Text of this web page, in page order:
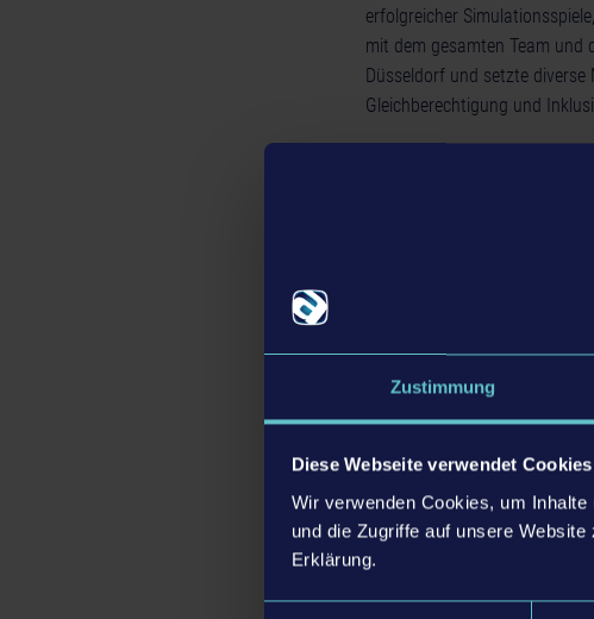
Zustimmung
Diese Webseite verwendet Cookies
Wir verwenden Cookies, um
und die Zugriffe auf unsere
Erklärung.
erfolgreicher
mit dem gesamten Team und
Düsseldorf und setzte
Gleichberechtigung und
Eine besondere
PULS* um. Diese wichtige
Miteinanders. Außerdem
Wege für gemeinsames
das Team von astragon ist
Motto: stronger together.